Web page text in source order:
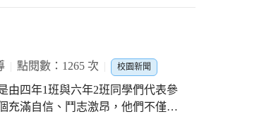
首選。她不只做自己，還能引領
一個勇敢做自己的超凡厭世隱者。
的一顆星，他是落魄儒生變身為
內容豐富，老師還教給小朋友音
族才能享受的宮廷音樂，也帶來
大笑，最後小朋友們聽到兩位老
的氣氛充滿整個活動中心！ 因為兩
國小老師製作的創客手機架還有小
點閱數：1265 次 校園新聞
由四年1班與六年2班同學們代表參
充滿自信、鬥志激昂，他們不僅在